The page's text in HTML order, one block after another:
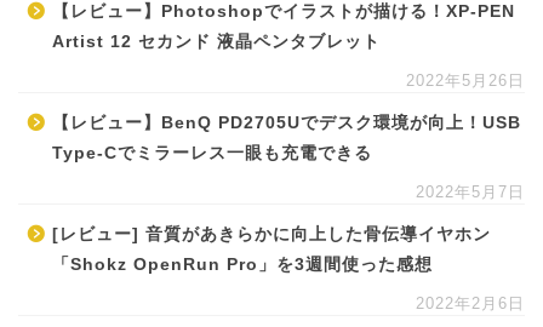
【レビュー】Photoshopでイラストが描ける！XP-PEN
Artist 12 セカンド 液晶ペンタブレット
2022年5月26日
【レビュー】BenQ PD2705Uでデスク環境が向上！USB
Type-Cでミラーレス一眼も充電できる
2022年5月7日
[レビュー] 音質があきらかに向上した骨伝導イヤホン
「Shokz OpenRun Pro」を3週間使った感想
2022年2月6日